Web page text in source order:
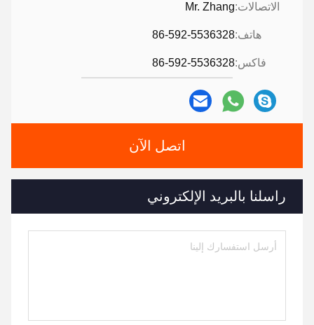
الاتصالات:Mr. Zhang
هاتف:86-592-5536328
فاكس:86-592-5536328
اتصل الآن
راسلنا بالبريد الإلكتروني